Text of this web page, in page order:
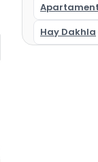
Hay Dakhla